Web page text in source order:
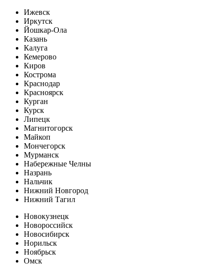
Ижевск
Иркутск
Йошкар-Ола
Казань
Калуга
Кемерово
Киров
Кострома
Краснодар
Красноярск
Курган
Курск
Липецк
Магнитогорск
Майкоп
Мончегорск
Мурманск
Набережные Челны
Назрань
Нальчик
Нижний Новгород
Нижний Тагил
Новокузнецк
Новороссийск
Новосибирск
Норильск
Ноябрьск
Омск